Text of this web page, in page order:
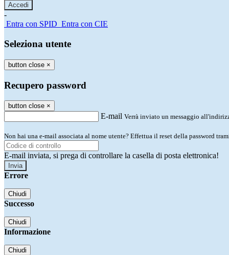
-
Entra con SPID Entra con CIE
Seleziona utente
button close ×
Recupero password
button close ×
E-mail Verrà inviato un messaggio
Non hai una e-mail associata al nome utente? Effettua il reset della password
E-mail inviata, si prega di controllare la casella di posta elettronica!
Errore
Chiudi
Successo
Chiudi
Informazione
Chiudi